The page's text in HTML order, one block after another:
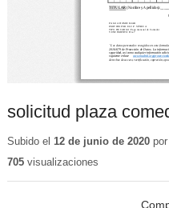
solicitud plaza
Subido el 12 de junio de 2020por
705visualizaciones